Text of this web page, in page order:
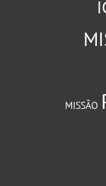
MISSÃO